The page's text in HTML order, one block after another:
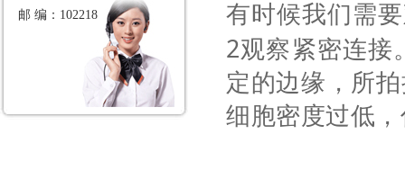
邮 编：102218
有时候我们需
2观察紧密连接
定的边缘，所
细胞密度过低